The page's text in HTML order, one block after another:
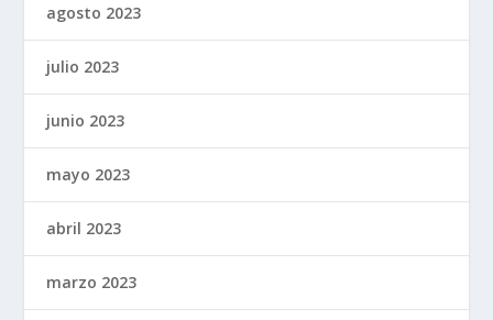
agosto 2023
julio 2023
junio 2023
mayo 2023
abril 2023
marzo 2023